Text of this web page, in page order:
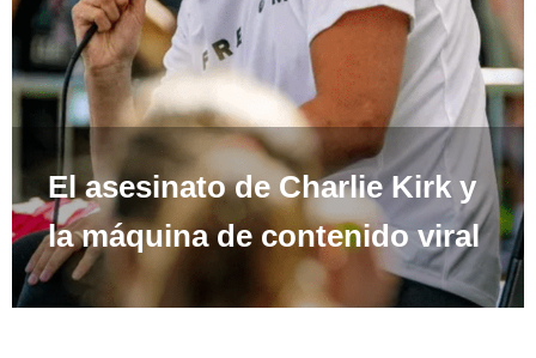
El asesinato de Charlie Kirk y
la máquina de contenido viral